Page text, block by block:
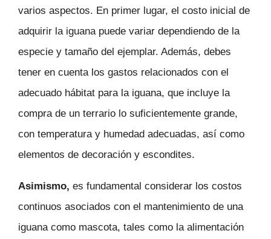
varios aspectos. En primer lugar, el costo inicial de
adquirir la iguana puede variar dependiendo de la
especie y tamaño del ejemplar. Además, debes
tener en cuenta los gastos relacionados con el
adecuado hábitat para la iguana, que incluye la
compra de un terrario lo suficientemente grande,
con temperatura y humedad adecuadas, así como
elementos de decoración y escondites.
Asimismo, es fundamental considerar los costos
continuos asociados con el mantenimiento de una
iguana como mascota, tales como la alimentación